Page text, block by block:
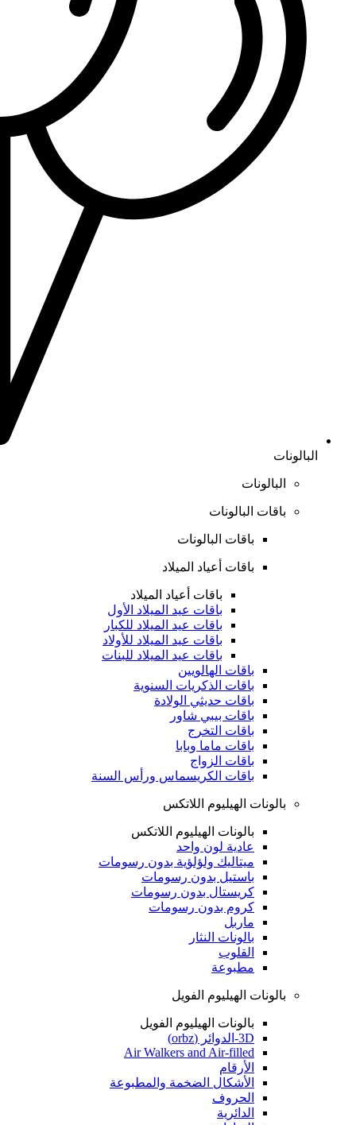
البالونات
البالونات
باقات البالونات
باقات البالونات
باقات أعياد الميلاد
باقات أعياد الميلاد
باقات عيد الميلاد الأول
باقات عيد الميلاد للكبار
باقات عيد الميلاد للأولاد
باقات عيد الميلاد للبنات
باقات الهالويين
باقات الذكريات السنوية
باقات حديثي الولادة
باقات بيبي شاور
باقات التخرج
باقات ماما وبابا
باقات الزواج
باقات الكريسماس ورأس السنة
بالونات الهيليوم اللاتكس
بالونات الهيليوم اللاتكس
عادية لون واحد
ميتاليك ولؤلؤية بدون رسومات
باستيل بدون رسومات
كريستال بدون رسومات
كروم بدون رسومات
ماربل
بالونات النثار
القلوب
مطبوعة
بالونات الهيليوم الفويل
بالونات الهيليوم الفويل
3D-الدوائر (orbz)
Air Walkers and Air-filled
الأرقام
الأشكال الضخمة والمطبوعة
الحروف
الدائرية